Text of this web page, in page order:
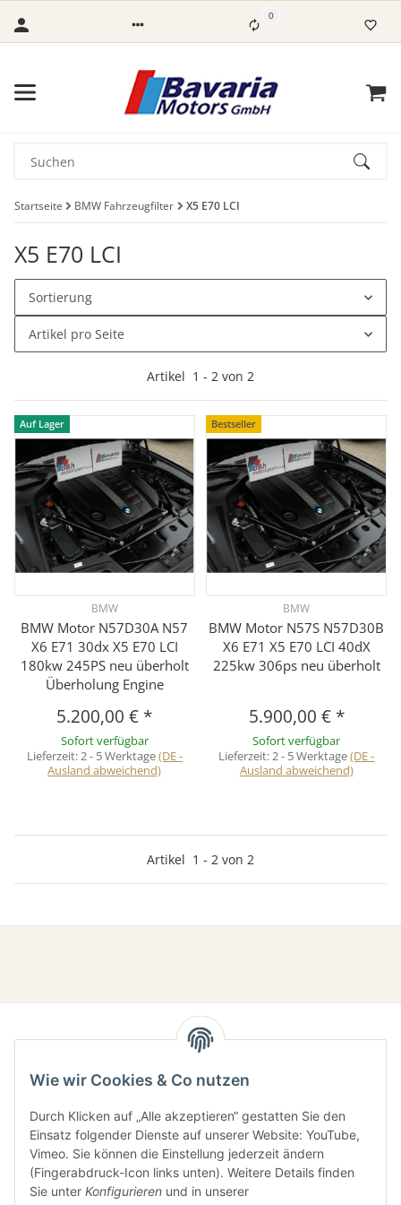
0
Startseite BMW Fahrzeugfilter X5 E70 LCI
X5 E70 LCI
Sortierung
Artikel pro Seite
Artikel 1 - 2 von 2
Auf Lager
BMW
BMW Motor N57D30A N57
X6 E71 30dx X5 E70 LCI
180kw 245PS neu überholt
Überholung Engine
5.200,00 € *
Sofort verfügbar
Lieferzeit:2 - 5 Werktage(DE -
Ausland abweichend)
Bestseller
BMW
BMW Motor N57S N57D30B
X6 E71 X5 E70 LCI 40dX
225kw 306ps neu überholt
5.900,00 € *
Sofort verfügbar
Lieferzeit:2 - 5 Werktage(DE -
Ausland abweichend)
Artikel 1 - 2 von 2
Gesetzliche Informationen
Informationen
Wie wir Cookies & Co nutzen
Durch Klicken auf „Alle akzeptieren“ gestatten Sie den
Einsatz folgender Dienste auf unserer Website: YouTube,
Vimeo. Sie können die Einstellung jederzeit ändern
(Fingerabdruck-Icon links unten). Weitere Details finden
Sie unter Konfigurieren und in unserer